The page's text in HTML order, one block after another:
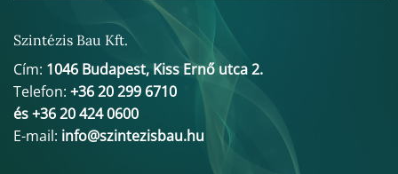
Szintézis Bau Kft.
Cím: 1046 Budapest, Kiss Ernő utca 2.
Telefon: +36 20 299 6710
és +36 20 424 0600
E-mail: info@szintezisbau.hu